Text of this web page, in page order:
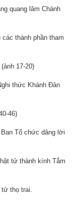
quang lâm Chánh
thành phần tham
17-20)
thức Khánh Đản
46)
Tổ chức dâng lời
tử thành kính Tắm
tử thọ trai.